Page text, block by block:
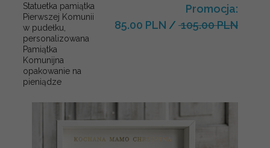
Statuetka pamiątka
Pierwszej Komunii
w pudełku,
personalizowana
Pamiątka
Komunijna
opakowanie na
pieniądze
Promocja:
85.00 PLN / 105.00 PLN